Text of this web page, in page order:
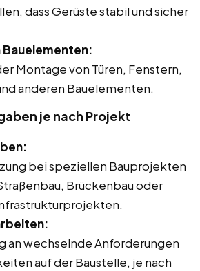
dass Gerüste stabil und sicher
Montage von Türen, Fenstern,
anderen Bauelementen.
je nach Projekt
bei speziellen Bauprojekten
Brückenbau oder
an wechselnde Anforderungen
auf der Baustelle, je nach